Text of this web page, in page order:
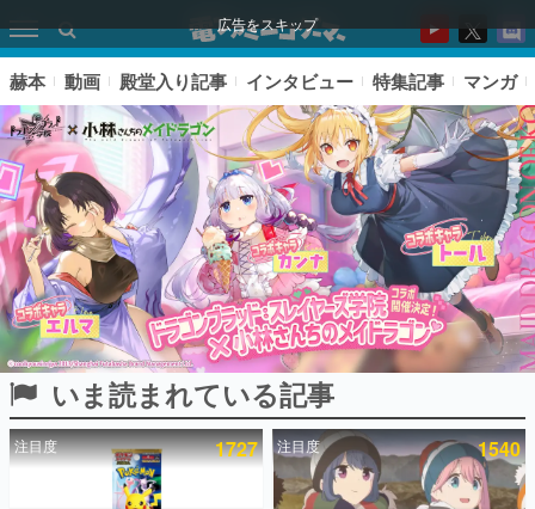
広告をスキップ
ピックアップ
電ファミのいま読まれている記事ランキング
赫本 動画 殿堂入り記事 インタビュー 特集記事 マンガ
いま読まれている記事
注目度 1727 注目度 1540